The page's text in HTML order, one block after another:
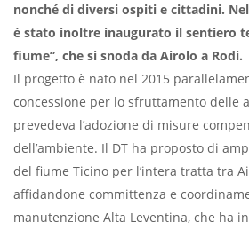
nonché di diversi ospiti e cittadini.
è stato inoltre inaugurato il sentiero
fiume”, che si snoda da Airolo a Rodi.
Il progetto è nato nel 2015
concessione per lo sfruttamento delle
prevedeva l’adozione di misure
dell’ambiente. Il DT ha proposto di
del fiume Ticino per l’intera tratta tra
affidandone committenza e
manutenzione Alta Leventina, che ha